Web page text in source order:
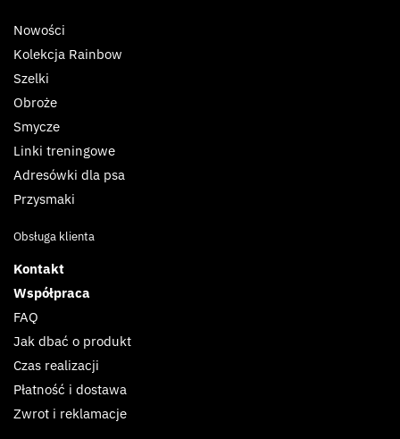
Nowości
Kolekcja Rainbow
Szelki
Obroże
Smycze
Linki treningowe
Adresówki dla psa
Przysmaki
Obsługa klienta
Kontakt
Współpraca
FAQ
Jak dbać o produkt
Czas realizacji
Płatność i dostawa
Zwrot i reklamacje